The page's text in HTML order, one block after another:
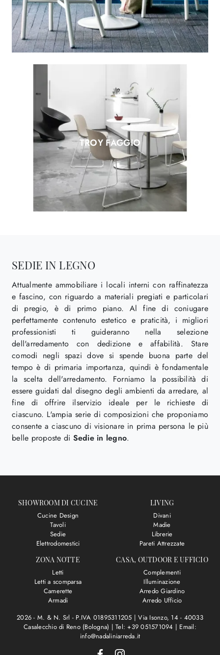
TROY FAGGIO
SEDIE IN LEGNO
Attualmente ammobiliare i locali interni con raffinatezza
e fascino, con riguardo a materiali pregiati e particolari
di pregio, è di primo piano. Al fine di coniugare
perfettamente contenuto estetico e praticità, i migliori
professionisti ti guideranno nella selezione
dell'arredamento con dedizione e affabilità. Stare
comodi negli spazi dove si spende buona parte del
tempo è di primaria importanza, quindi è fondamentale
la scelta dell'arredamento. Forniamo la possibilità di
essere guidati dal disegno degli ambienti da arredare, al
fine di offrire ilservizio ideale per le richieste di
ciascuno. L'ampia serie di composizioni che proponiamo
consente a ciascuno di visionare in prima persona le più
belle proposte di Sedie in legno.
SHOWROOM DI CUCINE
Cucine Design
Tavoli
Sedie
Elettrodomestici
LIVING
Divani
Madie
Librerie
Pareti Attrezzate
ZONA NOTTE
Letti
Letti a scomparsa
Camerette
Armadi
CASA, OUTDOOR E UFFICIO
Complementi
Illuminazione
Arredo Giardino
Arredo Ufficio
2026 - M. & N. Srl - P.IVA 01895311205 |Via Isonzo, 14 - 40033
Casalecchio di Reno (Bologna) |Tel: +39 051571094 | Email:
info@nadaliniarreda.it